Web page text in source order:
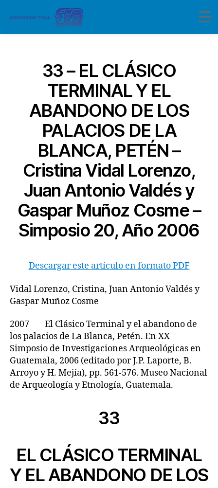
33 – EL CLÁSICO
TERMINAL Y EL
ABANDONO DE LOS
PALACIOS DE LA
BLANCA, PETÉN –
Cristina Vidal Lorenzo,
Juan Antonio Valdés y
Gaspar Muñoz Cosme –
Simposio 20, Año 2006
Descargar este artículo en formato PDF
Vidal Lorenzo, Cristina, Juan Antonio Valdés y
Gaspar Muñoz Cosme
2007 El Clásico Terminal y el abandono de
los palacios de La Blanca, Petén. En XX
Simposio de Investigaciones Arqueológicas en
Guatemala, 2006 (editado por J.P. Laporte, B.
Arroyo y H. Mejía), pp. 561-576. Museo Nacional
de Arqueología y Etnología, Guatemala.
33
EL CLÁSICO TERMINAL
Y EL ABANDONO DE LOS